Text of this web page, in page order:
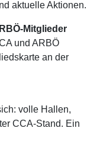
aktuelle Aktionen.
Mitglieder
und ARBÖ
an der
volle Hallen,
CCA-Stand. Ein